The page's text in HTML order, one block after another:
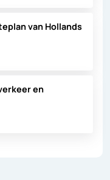
van Hollands
en